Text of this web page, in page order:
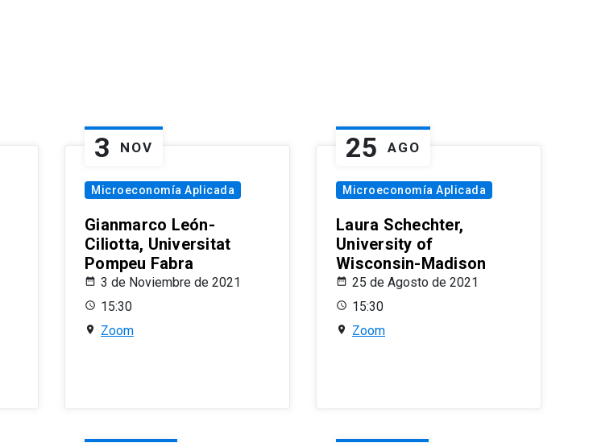
3 NOV
Microeconomía Aplicada
Gianmarco León-
Ciliotta, Universitat
Pompeu Fabra
3 de Noviembre de 2021
15:30
Zoom
25 AGO
Microeconomía Aplicada
Laura Schechter,
University of
Wisconsin-Madison
25 de Agosto de 2021
15:30
Zoom